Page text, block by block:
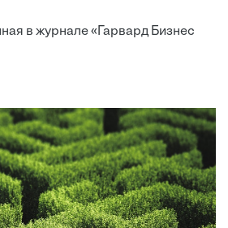
в журнале «Гарвард Бизнес